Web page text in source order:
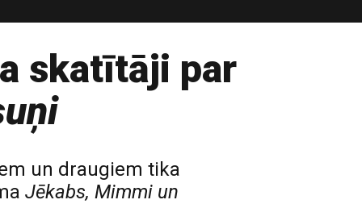
skatītāji par
un draugiem tika
Jēkabs, Mimmi un